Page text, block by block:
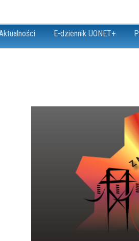
E-dziennik UONET+